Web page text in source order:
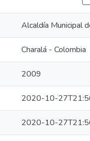
Alcaldía Municipal
Charalá - Colombia
2009
2020-10-
2020-10-